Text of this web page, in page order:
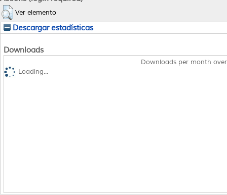
Ver elemento
Descargar estadísticas
Downloads
Downloads per month
Loading...